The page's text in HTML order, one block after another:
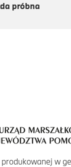
próbna
w